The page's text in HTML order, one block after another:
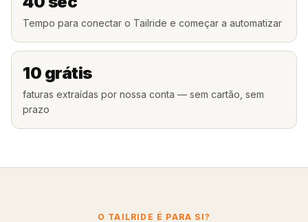
Tempo para conectar o Tailride e começar a automatizar
10 grátis
faturas extraídas por nossa conta — sem cartão, sem
prazo
O TAILRIDE É PARA SI?